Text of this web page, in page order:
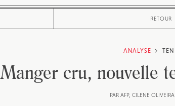
RETOUR
ANALYSE
Manger cru, nouvelle
PAR AFP CILENE OLIVEIRA